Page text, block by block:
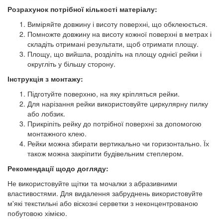
Розрахунок потрібної кількості матеріалу:
Виміряйте довжину і висоту поверхні, що обклеюється.
Помножте довжину на висоту кожної поверхні в метрах і
складіть отримані результати, щоб отримати площу.
Площу, що вийшла, розділіть на площу однієї рейки і
округліть у більшу сторону.
Інструкція з монтажу:
Підготуйте поверхню, на яку кріпляться рейки.
Для нарізання рейки використовуйте циркулярну пилку
або лобзик.
Прикріпіть рейку до потрібної поверхні за допомогою
монтажного клею.
Рейки можна збирати вертикально чи горизонтально. Їх
також можна закріпити будівельним степлером.
Рекомендації щодо догляду:
Не використовуйте щітки та мочалки з абразивними
властивостями. Для видалення забруднень використовуйте
м'які текстильні або віскозні серветки з неконцентрованою
побутовою хімією.